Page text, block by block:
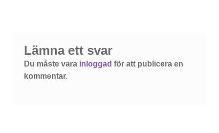
Lämna ett svar
Du måste vara inloggad för att publicera en
kommentar.